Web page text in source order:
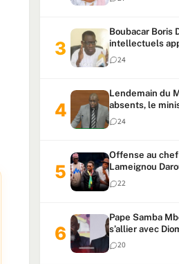
Boubacar Boris
intellectuels
urgent de la
constitutionnelle
24
Lendemain du
absents, le
Lamine Dianté
24
Offense au chef
Lameignou
Ndiaye Touba
condamnés
22
Pape Samba
s’allier avec
locales et tacle
20